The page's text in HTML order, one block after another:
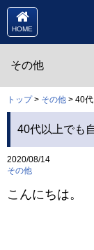
HOME
その他
トップ> その他 > 40
40代以上でも
2020/08/14
その他
こんにちは。